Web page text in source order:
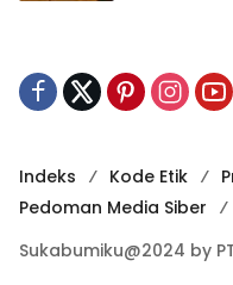
Indeks Kode Etik
Pedoman Media Siber
Sukabumiku@2024 by